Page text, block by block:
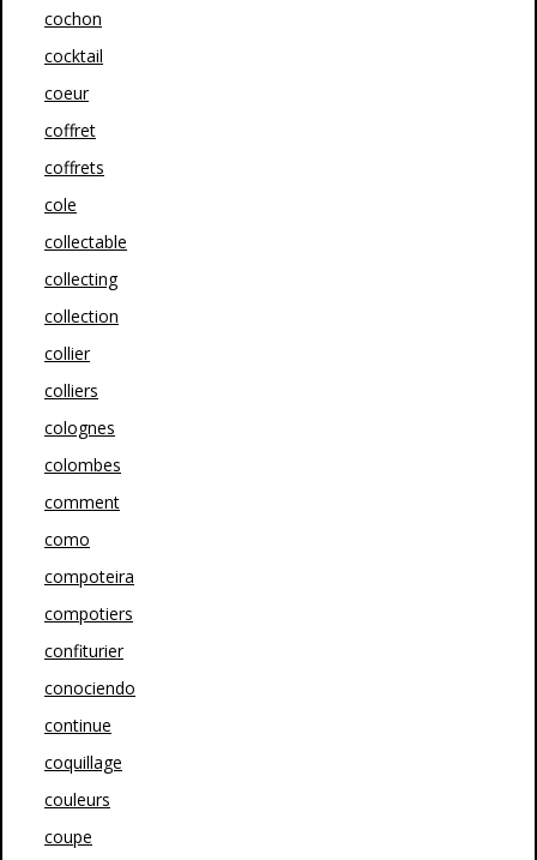
cochon
cocktail
coeur
coffret
coffrets
cole
collectable
collecting
collection
collier
colliers
colognes
colombes
comment
como
compoteira
compotiers
confiturier
conociendo
continue
coquillage
couleurs
coupe